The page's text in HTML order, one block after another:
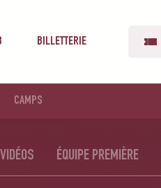
BILLETTERIE
CAMPS
ÉQUIPE PREMIÈRE